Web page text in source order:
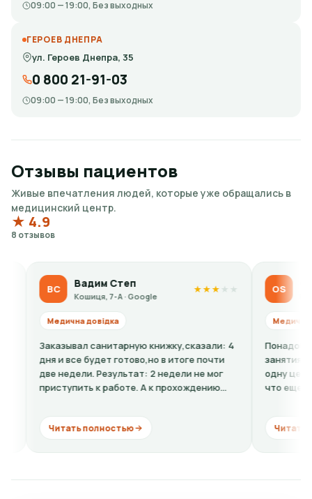
09:00 — 19:00, Без выходных
ГЕРОЕВ ДНЕПРА
ул. Героев Днепра, 35
0 800 21-91-03
09:00 — 19:00, Без выходных
Отзывы пациентов
Живые впечатления людей, которые уже обращались в
медицинский центр.
★ 4.9
8 отзывов
Вадим Степ
Кошиця, 7-А · Google
Медична довідка
санитарную книжку,сказали: 4
и все будет готово,но в итоге почти
недели. Результат: 2 недели не мог
к работе. А к прохождению
Читать полностью
OS Olga
Кошиця, 7-А ·
Медична довідка
Понадобилась
занятиям спортом.
одну цену, по
что еще к
Читать полностью